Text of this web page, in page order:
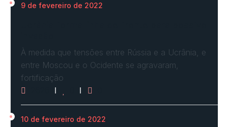
9 de fevereiro de 2022
À medida que tensões entre Rússia e a Ucrânia, e
entre Moscou e o Ocidente se agravaram,
fortificação
10 de fevereiro de 2022